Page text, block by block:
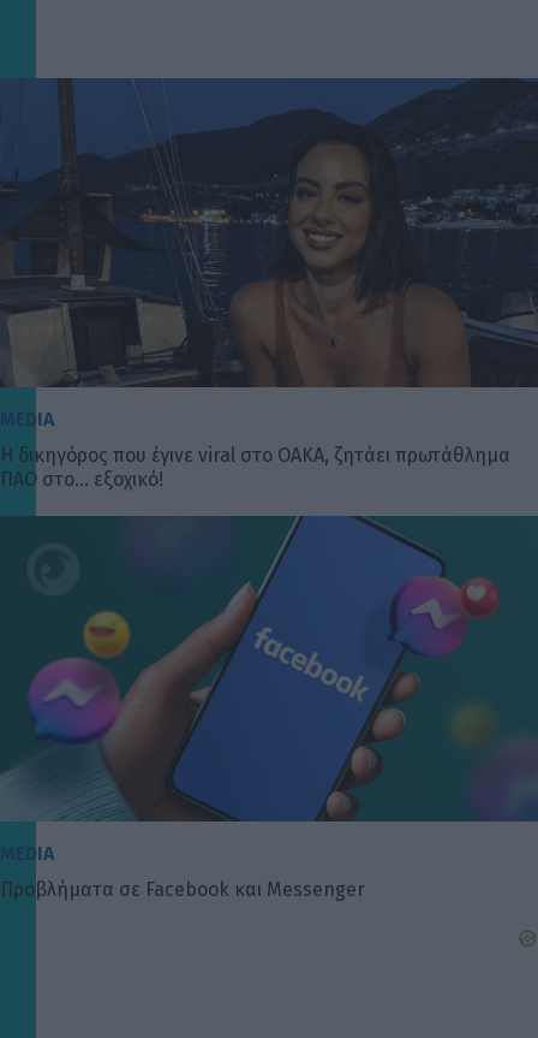
MEDIA
Η δικηγόρος που έγινε viral στο ΟΑΚΑ, ζητάει πρωτάθλημα
ΠΑΟ στο… εξοχικό!
MEDIA
Προβλήματα σε Facebook και Messenger